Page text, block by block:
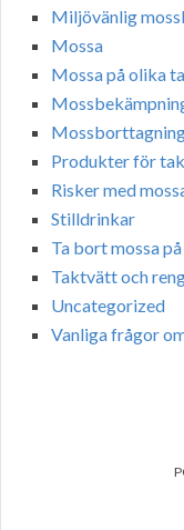
Miljövänlig
Mossa
Mossa på olika
Produkter för
Risker med
Stilldrinkar
Ta bort mossa
Taktvätt och
Uncategorized
Vanliga frågor